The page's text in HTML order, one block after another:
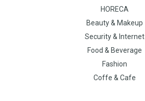
HORECA
Beauty & Makeup
Security & Internet
Food & Beverage
Fashion
Coffe & Cafe